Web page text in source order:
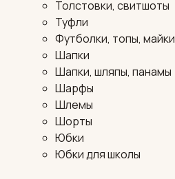
Толстовки, свитшоты
Туфли
Футболки, топы, майки
Шапки
Шапки, шляпы, панамы
Шарфы
Шлемы
Шорты
Юбки
Юбки для школы